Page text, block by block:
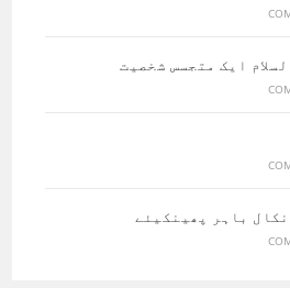
ایک متجسس شخصیت
باہر پھینکیئے